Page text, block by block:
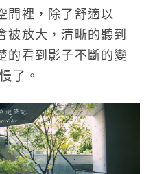
間裡，除了舒適以
被放大，清晰的聽到
的看到影子不斷的變
了。